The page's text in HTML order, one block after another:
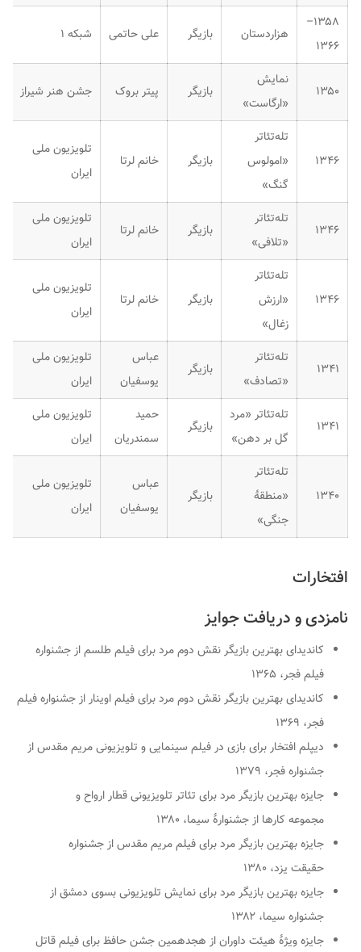
۱۳۵۸–
۱۳۶۶
هزاردستان بازیگر علی حاتمی شبکه ۱
۱۳۵۰
نمایش
«ارگاست»
بازیگر پیتر بروک جشن هنر شیراز
۱۳۴۶
تله‌تئاتر
«امولوس
گنگ»
بازیگر خانم لرتا
تلویزیون ملی
ایران
۱۳۴۶
تله‌تئاتر
«تلافی»
بازیگر خانم لرتا
تلویزیون ملی
ایران
۱۳۴۶
تله‌تئاتر
«ارزش
زغال»
بازیگر خانم لرتا
تلویزیون ملی
ایران
۱۳۴۱
تله‌تئاتر
«تصادف»
بازیگر
عباس
یوسفیان
تلویزیون ملی
ایران
۱۳۴۱
تله‌تئاتر «مرد
گل بر دهن»
بازیگر
حمید
سمندریان
تلویزیون ملی
ایران
۱۳۴۰
تله‌تئاتر
«منطقهٔ
جنگی»
بازیگر
عباس
یوسفیان
تلویزیون ملی
ایران
افتخارات
نامزدی و دریافت جوایز
کاندیدای بهترین بازیگر نقش دوم مرد برای فیلم طلسم از جشنواره
فیلم فجر، ۱۳۶۵
کاندیدای بهترین بازیگر نقش دوم مرد برای فیلم اوینار از جشنواره فیلم
فجر، ۱۳۶۹
دیپلم افتخار برای بازی در فیلم سینمایی و تلویزیونی مریم مقدس از
جشنواره فجر، ۱۳۷۹
جایزه بهترین بازیگر مرد برای تئاتر تلویزیونیقطار ارواح و
مجموعه کارها از جشنوارهٔ سیما، ۱۳۸۰
جایزه بهترین بازیگر مرد برای فیلم مریم مقدس از جشنواره
حقیقت یزد، ۱۳۸۰
جایزه بهترین بازیگر مرد برای نمایش تلویزیونی بسوی دمشق از
جشنواره سیما، ۱۳۸۲
جایزه ویژهٔ هیئت داوران از هجدهمین جشن حافظ برای فیلم قاتل